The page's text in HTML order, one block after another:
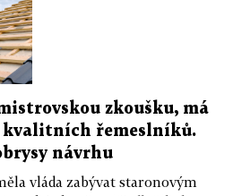
zkoušku, má
kvalitních řemeslníků.
návrhu
vláda zabývat staronovým